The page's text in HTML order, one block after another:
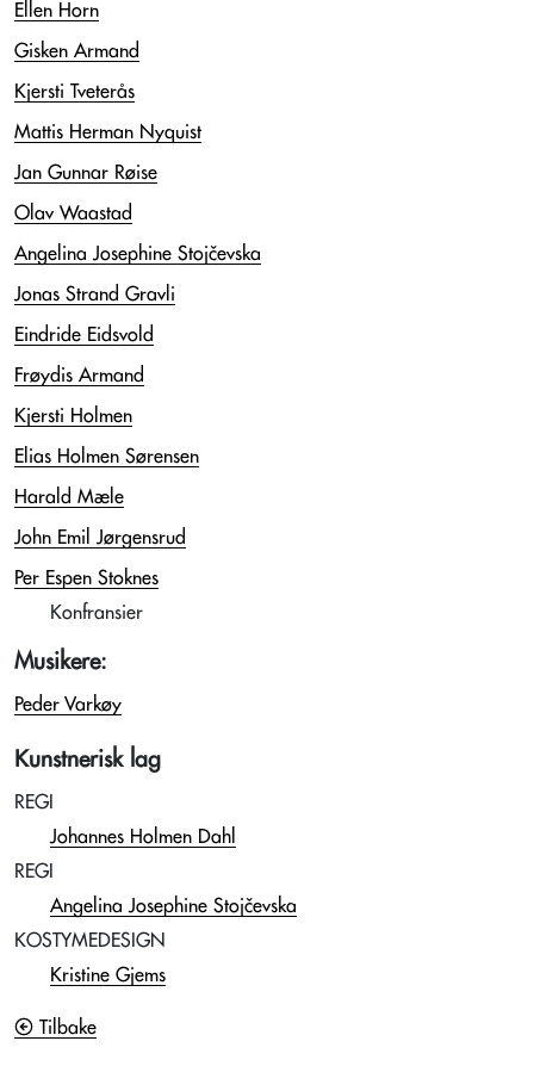
Ellen Horn
Gisken Armand
Kjersti Tveterås
Mattis Herman Nyquist
Jan Gunnar Røise
Olav Waastad
Angelina Josephine Stojčevska
Jonas Strand Gravli
Eindride Eidsvold
Frøydis Armand
Kjersti Holmen
Elias Holmen Sørensen
Harald Mæle
John Emil Jørgensrud
Per Espen Stoknes
Konfransier
Musikere:
Peder Varkøy
Kunstnerisk lag
REGI
Johannes Holmen Dahl
REGI
Angelina Josephine Stojčevska
KOSTYMEDESIGN
Kristine Gjems
Tilbake